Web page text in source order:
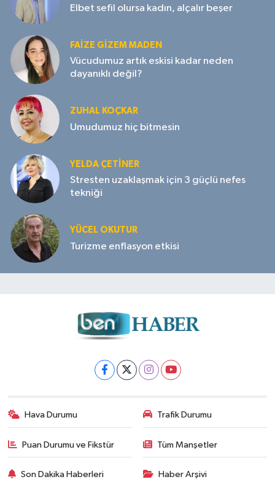
Elbet sefil olursa kadın, alçalır beşer
FAIZE GIZEM MADEN
Vücudumuz artık eskisi kadar neden
dayanıklı değil?
ZUHAL KOÇKAR
Umudumuz hiç bitmesin
YELDA ÇETİNER
Stresten uzaklaşmak için 3 güçlü nefes
tekniği
YÜCEL OKUTUR
Turizme enflasyon etkisi
Hava Durumu Trafik Durumu
Puan Durumu ve Fikstür Tüm Manşetler
Son Dakika Haberleri Haber Arşivi